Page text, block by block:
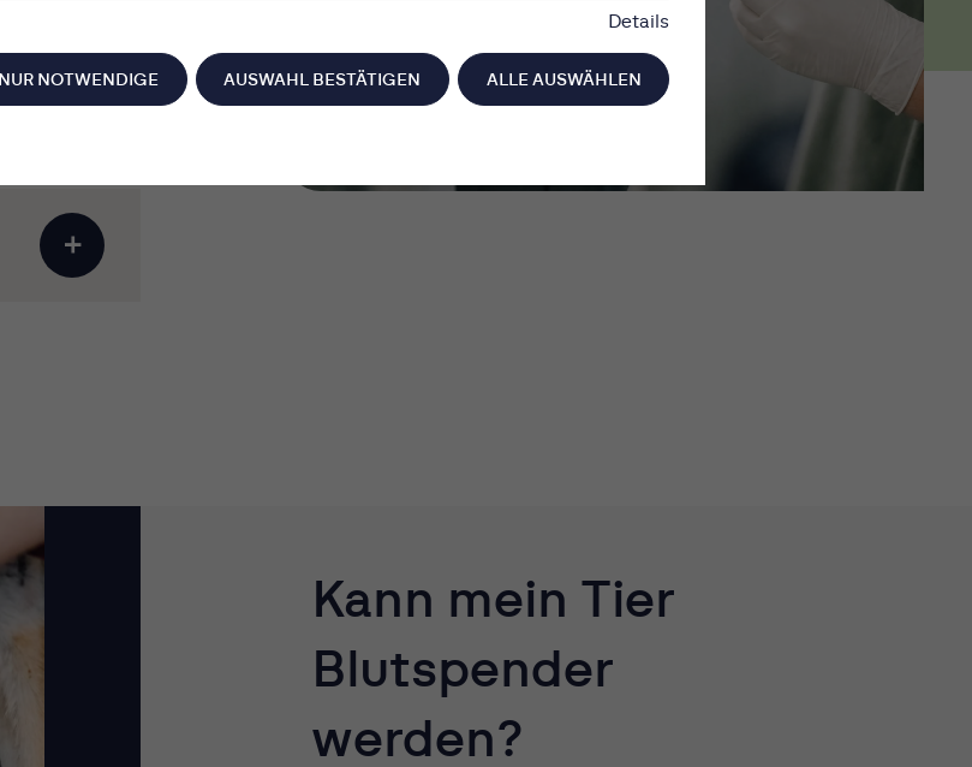
Kann mein Tier
Blutspender
werden?
Details
NUR NOTWENDIGE AUSWAHL BESTÄTIGEN ALLE AUSWÄHLEN